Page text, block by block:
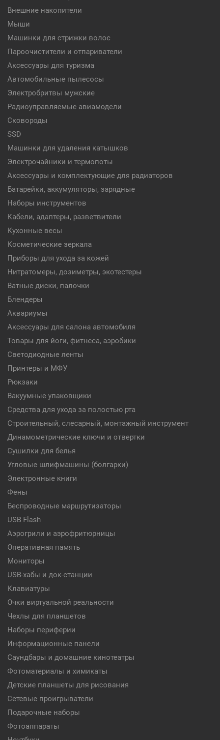
Внешние накопители
Мыши
Машинки для стрижки волос
Пароочистители и отпариватели
Аксессуары для туризма
Автомобильные пылесосы
Электробритвы мужские
Радиоуправляемые авиамодели
Сковороды
SSD
Машинки для удаления катышков
Электрочайники и термопоты
Аксессуары и комплектующие для радиаторов
Батарейки, аккумуляторы, зарядные
Наборы инструментов
Кабели, адаптеры, разветвители
Кухонные весы
Косметические зеркала
Приборы для ухода за кожей
Нитратомеры, дозиметры, экотестеры
Ватные диски, палочки
Блендеры
Аквариумы
Аксессуары для салона автомобиля
Товары для йоги, фитнеса, аэробики
Светодиодные ленты
Принтеры и МФУ
Рюкзаки
Вакуумные упаковщики
Средства для ухода за полостью рта
Строительный, слесарный, монтажный инструмент
Динамометрические ключи и отвертки
Сушилки для белья
Угловые шлифмашины (болгарки)
Электронные книги
Фены
Беспроводные маршрутизаторы
USB Flash
Аэрогрили и аэрофритюрницы
Оперативная память
Мониторы
USB-хабы и док-станции
Клавиатуры
Очки виртуальной реальности
Чехлы для планшетов
Наборы периферии
Информационные панели
Саундбары и домашние кинотеатры
Фотоматериалы и химикаты
Детские планшеты для рисования
Сетевые проигрыватели
Подарочные наборы
Фотоаппараты